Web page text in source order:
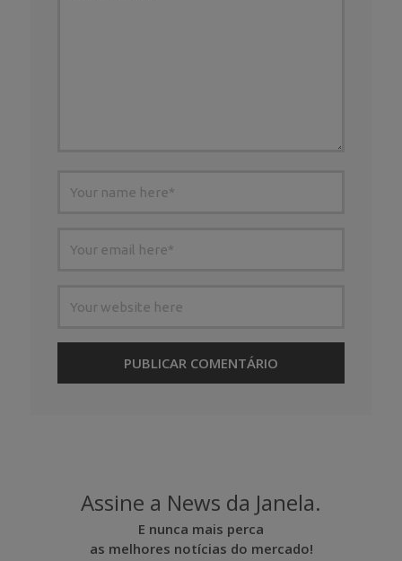
Assine a News da Janela.
E nunca mais perca
as melhores notícias do mercado!